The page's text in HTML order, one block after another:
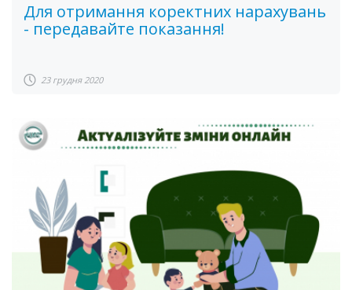
Для отримання коректних нарахувань
- передавайте показання!
23 грудня 2020